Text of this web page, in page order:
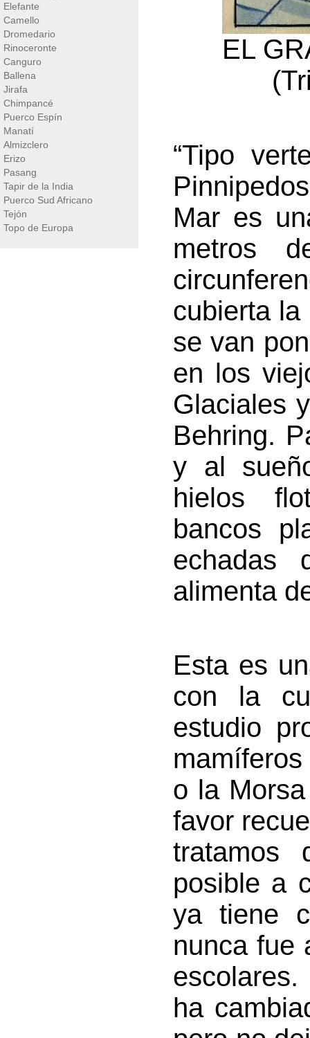
Elefante
Camello
Dromedario
Rinoceronte
Canguro
Ballena
Jirafa
Chimpancé
Puerco Espín
Manatí
Almizclero
Erizo
Pasang
Tapir de la India
Puerco Sud Africano
Tejón
Topo de Europa
EL
“Tipo
Mar es
metros
cubierta
se van
en los
Glaciales
Behring.
y al
hielos
bancos
echadas
alimenta
Esta es
con la
estudio
o la
favor
tratamos
posible a
ya tiene
nunca fue
ha